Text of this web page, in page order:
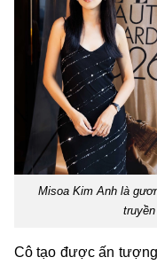
Misoa Kim Anh là
Cô tạo được ấn